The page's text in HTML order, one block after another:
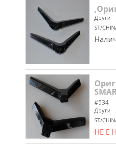
Други
ST/
#534
Други
ST/
НЕ Е